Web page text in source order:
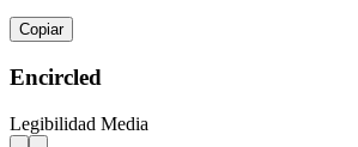
Copiar
Encircled
Legibilidad Media